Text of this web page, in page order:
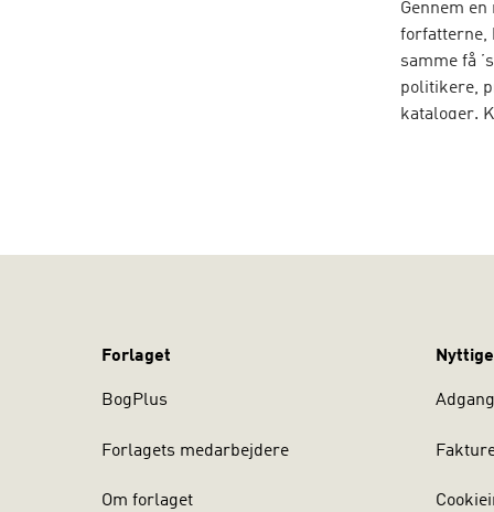
Gennem
forfatterne,
samme få
politikere,
kataloger.
Universitet
Her er
pointerer,
Forlaget
BogPlus
Forlagets medarbejdere
Om forlaget